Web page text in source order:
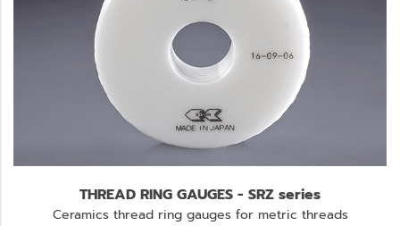
THREAD RING GAUGES - SRZ series
Ceramics thread ring gauges for metric threads